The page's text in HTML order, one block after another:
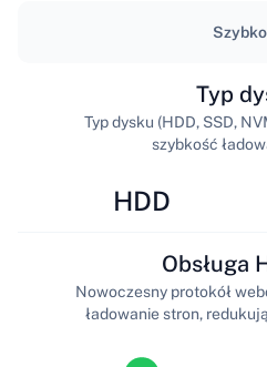
HDD
Typ
Typ dysku (HDD, SSD,
szybkość
Obsługa
Nowoczesny protokół
ładowanie stron,